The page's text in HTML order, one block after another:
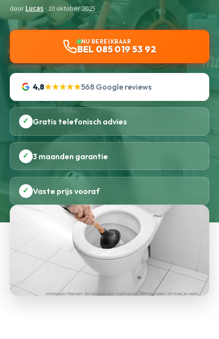
doorLucas · 10 oktober 2025
NU BEREIKBAAR
BEL 085 019 53 92
4,8★★★★★568 Google reviews
✓ Gratis telefonisch advies
✓ 3 maanden garantie
✓ Vaste prijs vooraf